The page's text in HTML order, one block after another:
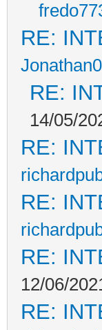
RE:
RE:
14/05/
RE:
RE:
RE:
12/06/
RE: